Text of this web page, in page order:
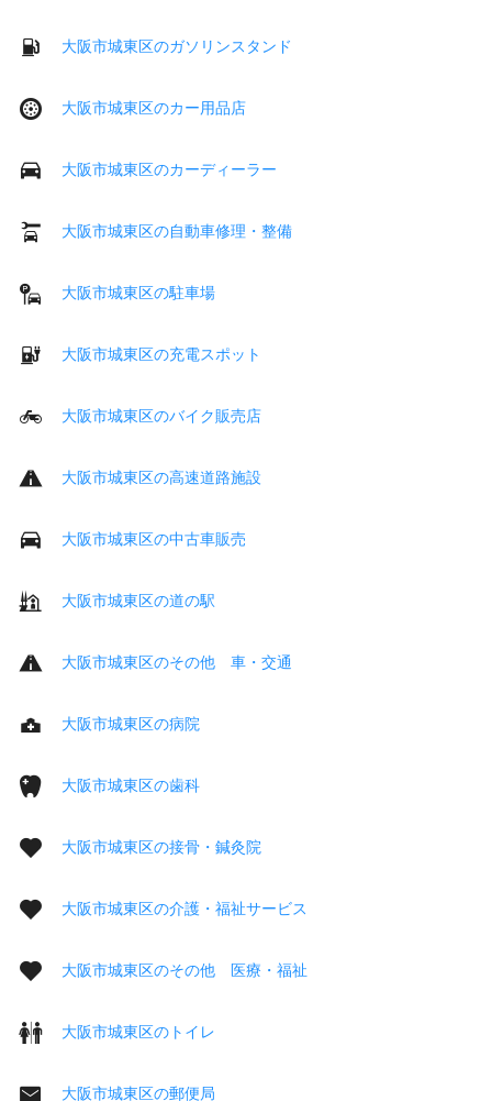
大阪市城東区のガソリンスタンド
大阪市城東区のカー用品店
大阪市城東区のカーディーラー
大阪市城東区の自動車修理・整備
大阪市城東区の駐車場
大阪市城東区の充電スポット
大阪市城東区のバイク販売店
大阪市城東区の高速道路施設
大阪市城東区の中古車販売
大阪市城東区の道の駅
大阪市城東区のその他 車・交通
大阪市城東区の病院
大阪市城東区の歯科
大阪市城東区の接骨・鍼灸院
大阪市城東区の介護・福祉サービス
大阪市城東区のその他 医療・福祉
大阪市城東区のトイレ
大阪市城東区の郵便局